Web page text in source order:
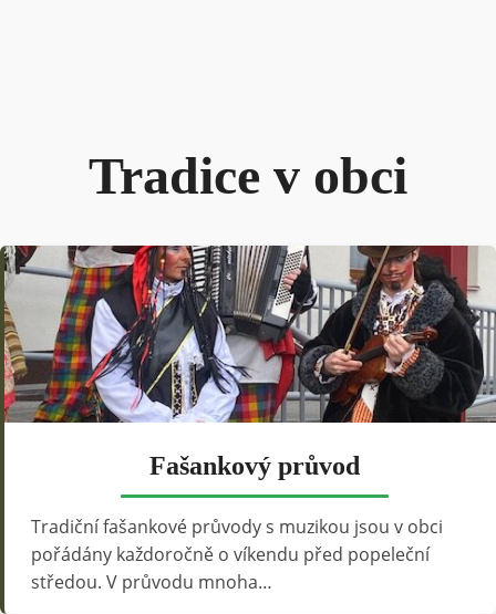
Tradice v obci
Fašankový průvod
Tradiční fašankové průvody s muzikou jsou v obci
pořádány každoročně o víkendu před popeleční
středou. V průvodu mnoha…